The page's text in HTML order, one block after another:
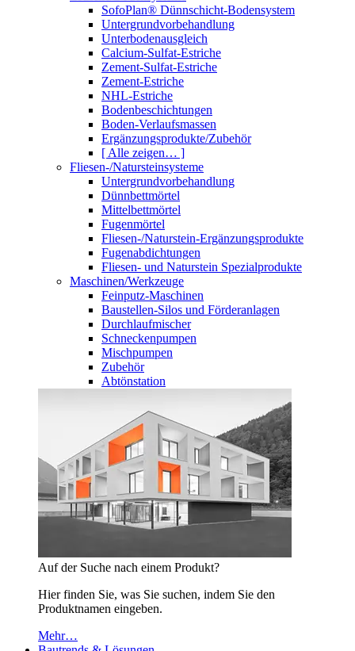
SofoPlan® Dünnschicht-Bodensystem
Untergrundvorbehandlung
Unterbodenausgleich
Calcium-Sulfat-Estriche
Zement-Sulfat-Estriche
Zement-Estriche
NHL-Estriche
Bodenbeschichtungen
Boden-Verlaufsmassen
Ergänzungsprodukte/Zubehör
[ Alle zeigen… ]
Fliesen-/Natursteinsysteme
Untergrundvorbehandlung
Dünnbettmörtel
Mittelbettmörtel
Fugenmörtel
Fliesen-/Naturstein-Ergänzungsprodukte
Fugenabdichtungen
Fliesen- und Naturstein Spezialprodukte
Maschinen/Werkzeuge
Feinputz-Maschinen
Baustellen-Silos und Förderanlagen
Durchlaufmischer
Schneckenpumpen
Mischpumpen
Zubehör
Abtönstation
Auf der Suche nach einem Produkt?
Hier finden Sie, was Sie suchen, indem Sie den
Produktnamen eingeben.
Mehr…